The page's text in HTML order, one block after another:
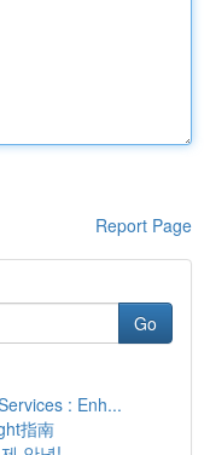
Report Page
Go
: Enh...
指南